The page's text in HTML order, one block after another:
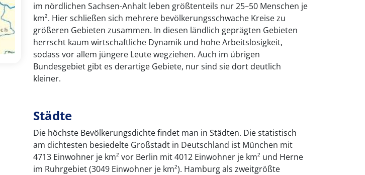
im nördlichen Sachsen-Anhalt leben größtenteils nur 25–50 Menschen je
km². Hier schließen sich mehrere bevölkerungsschwache Kreise zu
größeren Gebieten zusammen. In diesen ländlich geprägten Gebieten
herrscht kaum wirtschaftliche Dynamik und hohe Arbeitslosigkeit,
sodass vor allem jüngere Leute wegziehen. Auch im übrigen
Bundesgebiet gibt es derartige Gebiete, nur sind sie dort deutlich
kleiner.
Städte
Die höchste Bevölkerungsdichte findet man in Städten. Die statistisch
am dichtesten besiedelte Großstadt in Deutschland ist München mit
4713 Einwohner je km² vor Berlin mit 4012 Einwohner je km² und Herne
im Ruhrgebiet (3049 Einwohner je km²). Hamburg als zweitgrößte